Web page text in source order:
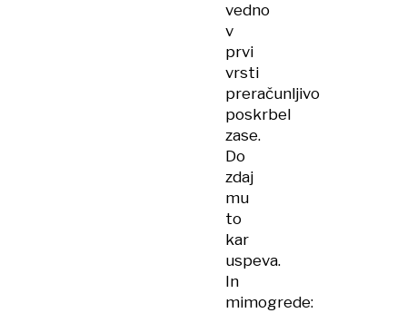
vedno
v
prvi
vrsti
preračunljivo
poskrbel
zase.
Do
zdaj
mu
to
kar
uspeva.
In
mimogrede: